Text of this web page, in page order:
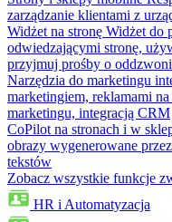
zarządzanie klientami z
Widżet na stronę Widżet do
odwiedzającymi stronę,
przyjmuj prośby o
Narzędzia do marketingu
marketingiem, reklamami
marketingu, integracją CRM
CoPilot na stronach i w
obrazy wygenerowane
tekstów
Zobacz wszystkie funkcje
HR i Automatyzacja